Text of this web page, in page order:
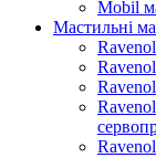
Mobil
Мастильні
Ravenol